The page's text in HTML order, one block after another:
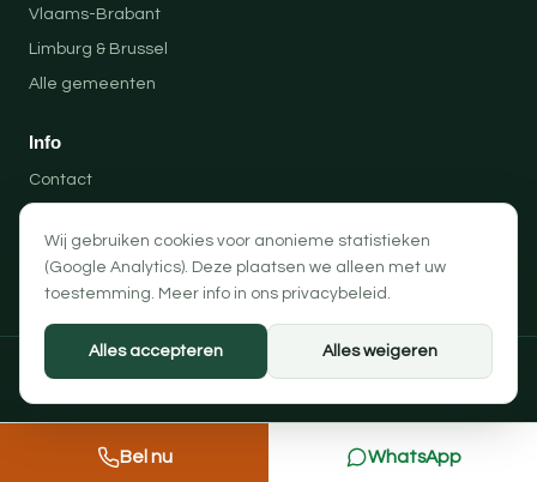
Vlaams-Brabant
Limburg & Brussel
Alle gemeenten
Info
Contact
Privacybeleid
Algemene voorwaarden
Bel nu WhatsApp
Wij gebruiken cookies voor anonieme statistieken
(Google Analytics). Deze plaatsen we alleen met uw
toestemming. Meer info in ons privacybeleid .
Alles accepteren Alles weigeren